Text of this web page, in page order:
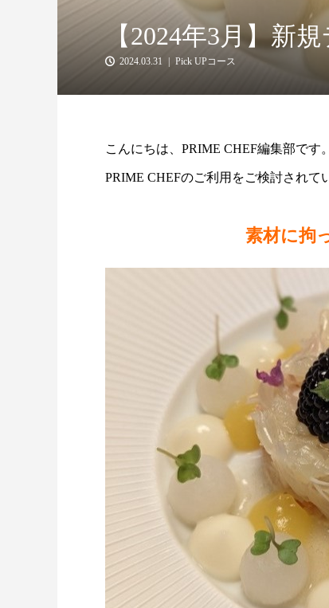
【2024年3月】新
2024.03.31 Pick UPコース
こんにちは、PRIME CHEF編集部です。
PRIME CHEFのご利用をご検討されて
素材に拘